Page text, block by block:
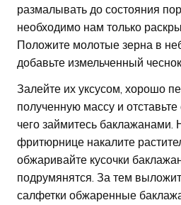
размалывать до состояния
необходимо нам только
Положите молотые зерна в
добавьте измельченный
Залейте их уксусом, хорошо
полученную массу и
чего займитесь баклажанами.
фритюрнице накалите
обжаривайте кусочки
подрумянятся. За тем
салфетки обжаренные